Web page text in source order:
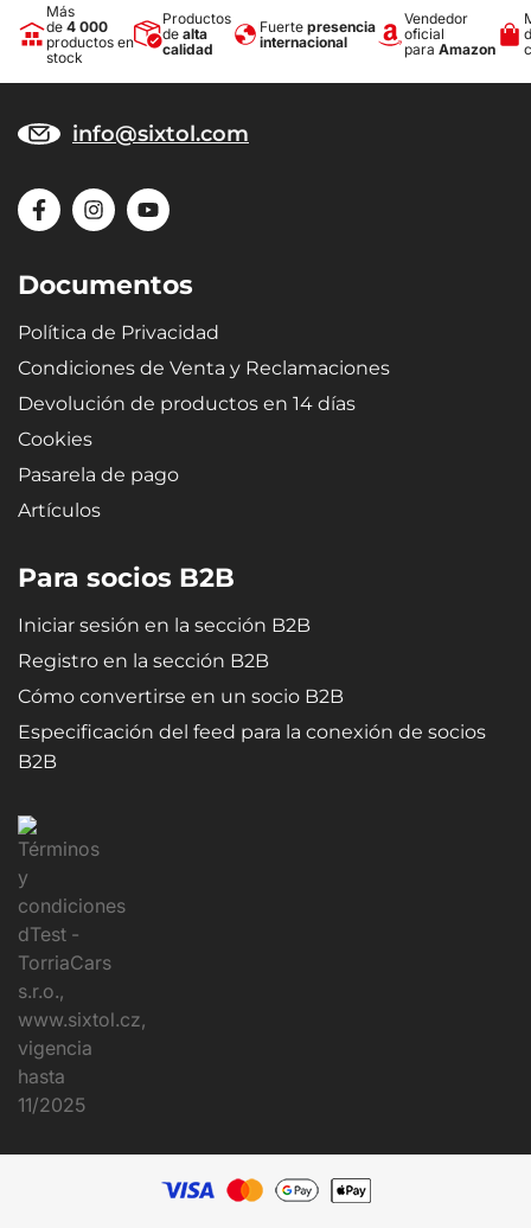
Más
de 4 000
productos en
stock
Productos
de alta
calidad
Fuerte presencia
internacional
Vendedor
oficial
para Amazon
info@sixtol.com
Documentos
Política de Privacidad
Condiciones de Venta y Reclamaciones
Devolución de productos en 14 días
Cookies
Pasarela de pago
Artículos
Para socios B2B
Iniciar sesión en la sección B2B
Registro en la sección B2B
Cómo convertirse en un socio B2B
Especificación del feed para la conexión de socios
B2B